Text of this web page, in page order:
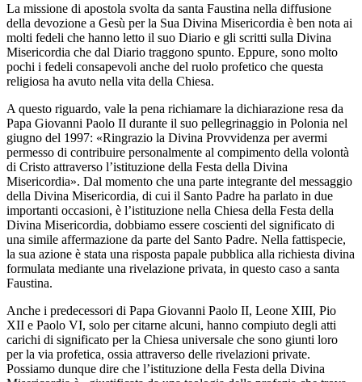
La missione di apostola svolta da santa Faustina nella diffusione
della devozione a Gesù per la Sua Divina Misericordia è ben nota ai
molti fedeli che hanno letto il suo Diario e gli scritti sulla Divina
Misericordia che dal Diario traggono spunto. Eppure, sono molto
pochi i fedeli consapevoli anche del ruolo profetico che questa
religiosa ha avuto nella vita della Chiesa.
A questo riguardo, vale la pena richiamare la dichiarazione resa da
Papa Giovanni Paolo II durante il suo pellegrinaggio in Polonia nel
giugno del 1997: «Ringrazio la Divina Provvidenza per avermi
permesso di contribuire personalmente al compimento della volontà
di Cristo attraverso l’istituzione della Festa della Divina
Misericordia». Dal momento che una parte integrante del messaggio
della Divina Misericordia, di cui il Santo Padre ha parlato in due
importanti occasioni, è l’istituzione nella Chiesa della Festa della
Divina Misericordia, dobbiamo essere coscienti del significato di
una simile affermazione da parte del Santo Padre. Nella fattispecie,
la sua azione è stata una risposta papale pubblica alla richiesta divina
formulata mediante una rivelazione privata, in questo caso a santa
Faustina.
Anche i predecessori di Papa Giovanni Paolo II, Leone XIII, Pio
XII e Paolo VI, solo per citarne alcuni, hanno compiuto degli atti
carichi di significato per la Chiesa universale che sono giunti loro
per la via profetica, ossia attraverso delle rivelazioni private.
Possiamo dunque dire che l’istituzione della Festa della Divina